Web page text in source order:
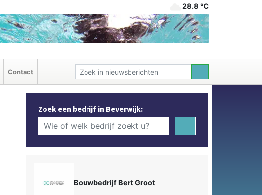
28.8 ℃
Contact
Zoek een bedrijf in Beverwijk:
Bouwbedrijf Bert Groot